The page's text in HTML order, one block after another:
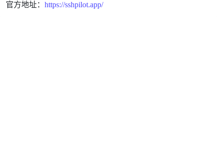
官方地址： https://sshpilot.app/